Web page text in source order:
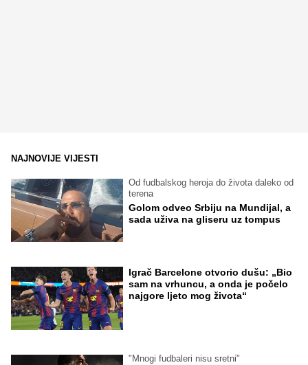
NAJNOVIJE VIJESTI
Od fudbalskog heroja do života daleko od
terena
Golom odveo Srbiju na Mundijal, a
sada uživa na gliseru uz tompus
Igrač Barcelone otvorio dušu: „Bio
sam na vrhuncu, a onda je počelo
najgore ljeto mog života“
"Mnogi fudbaleri nisu sretni"